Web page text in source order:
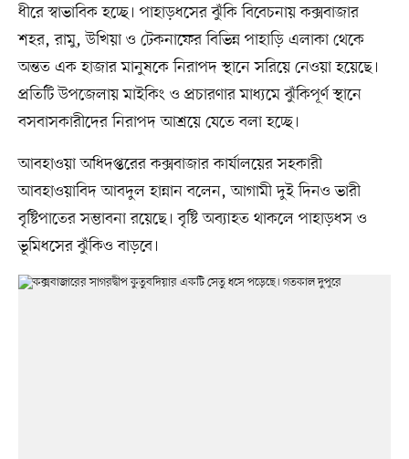
ধীরে স্বাভাবিক হচ্ছে। পাহাড়ধসের ঝুঁকি বিবেচনায় কক্সবাজার
শহর, রামু, উখিয়া ও টেকনাফের বিভিন্ন পাহাড়ি এলাকা থেকে
অন্তত এক হাজার মানুষকে নিরাপদ স্থানে সরিয়ে নেওয়া হয়েছে।
প্রতিটি উপজেলায় মাইকিং ও প্রচারণার মাধ্যমে ঝুঁকিপূর্ণ স্থানে
বসবাসকারীদের নিরাপদ আশ্রয়ে যেতে বলা হচ্ছে।
আবহাওয়া অধিদপ্তরের কক্সবাজার কার্যালয়ের সহকারী
আবহাওয়াবিদ আবদুল হান্নান বলেন, আগামী দুই দিনও ভারী
বৃষ্টিপাতের সম্ভাবনা রয়েছে। বৃষ্টি অব্যাহত থাকলে পাহাড়ধস ও
ভূমিধসের ঝুঁকিও বাড়বে।